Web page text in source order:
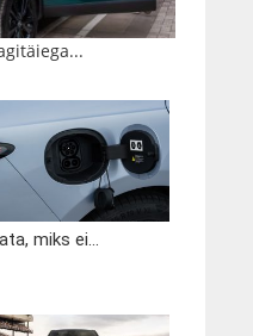
miks ei...